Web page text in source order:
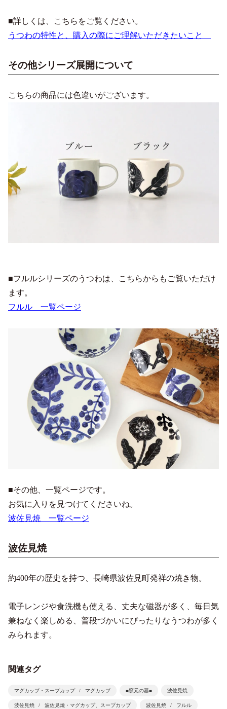
■詳しくは、こちらをご覧ください。
うつわの特性と、購入の際にご理解いただきたいこと
その他シリーズ展開について
こちらの商品には色違いがございます。
■フルルシリーズのうつわは、こちらからもご覧いただけ
ます。
フルル 一覧ページ
■その他、一覧ページです。
お気に入りを見つけてくださいね。
波佐見焼 一覧ページ
波佐見焼
約400年の歴史を持つ、長崎県波佐見町発祥の焼き物。
電子レンジや食洗機も使える、丈夫な磁器が多く、毎日気
兼ねなく楽しめる、普段づかいにぴったりなうつわが多く
みられます。
関連タグ
マグカップ・スープカップ マグカップ ■窯元の器■ 波佐見焼
波佐見焼 波佐見焼・マグカップ、スープカップ 波佐見焼 フルル